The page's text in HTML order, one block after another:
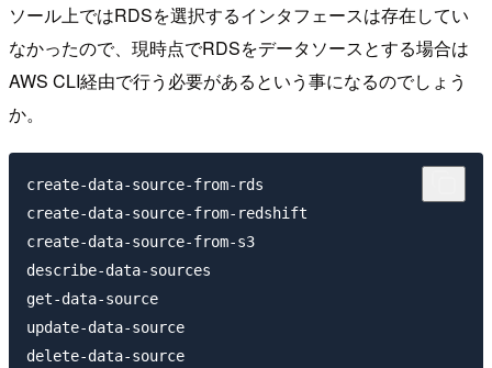
ソール上ではRDSを選択するインタフェースは存在してい
なかったので、現時点でRDSをデータソースとする場合は
AWS CLI経由で行う必要があるという事になるのでしょう
か。
create-data-source-from-rds
create-data-source-from-redshift
create-data-source-from-s3
describe-data-sources
get-data-source
update-data-source